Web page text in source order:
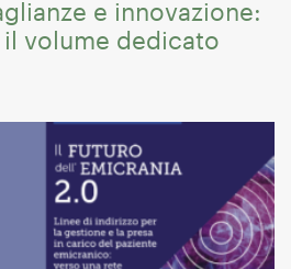
e innovazione:
volume dedicato